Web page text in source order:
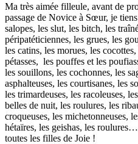
Ma très aimée filleule, avant de
passage de Novice à Sœur, je
salopes, les slut, les bitch, les
péripatéticiennes, les grues, les
les catins, les morues, les
pétasses, les pouffes et les
les souillons, les cochonnes, les
asphalteuses, les courtisanes, les
les trimardeuses, les racoleuses,
belles de nuit, les roulures, les
croqueuses, les michetonneuses,
hétaïres, les geishas, les
toutes les filles de Joie !